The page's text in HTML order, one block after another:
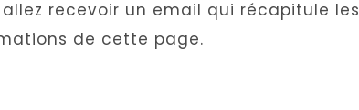
allez recevoir un email qui récapitule les
de cette page.